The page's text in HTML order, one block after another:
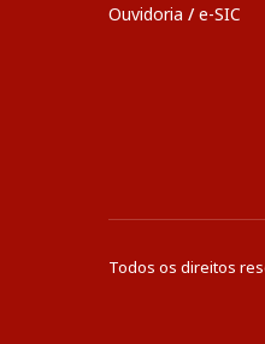
Ouvidoria / e-SIC
Todos os direitos